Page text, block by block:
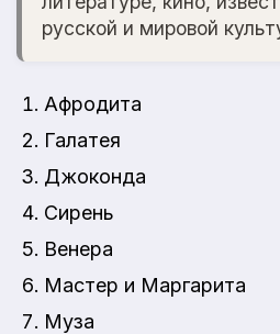
русской и мировой
Афродита
Галатея
Джоконда
Сирень
Венера
Мастер и Маргарита
Муза